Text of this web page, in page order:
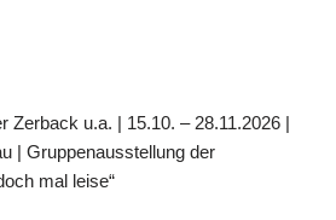
Zerback u.a. | 15.10. – 28.11.2026 |
| Gruppenausstellung der
mal leise“